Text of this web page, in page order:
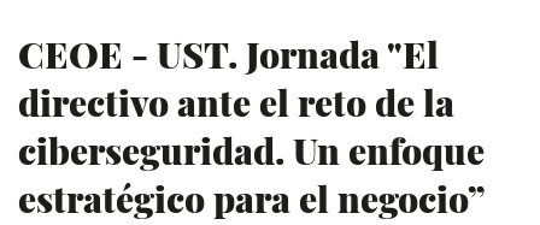
CEOE - UST. Jornada "El
directivo ante el reto de la
ciberseguridad. Un enfoque
estratégico para el negocio”